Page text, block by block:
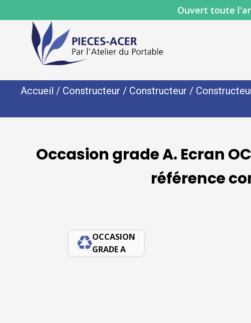
Ouvert toute
Accueil / Constructeur / Constructeur /
Occasion grade A. Ecran
référence
OCCASION
GRADE A